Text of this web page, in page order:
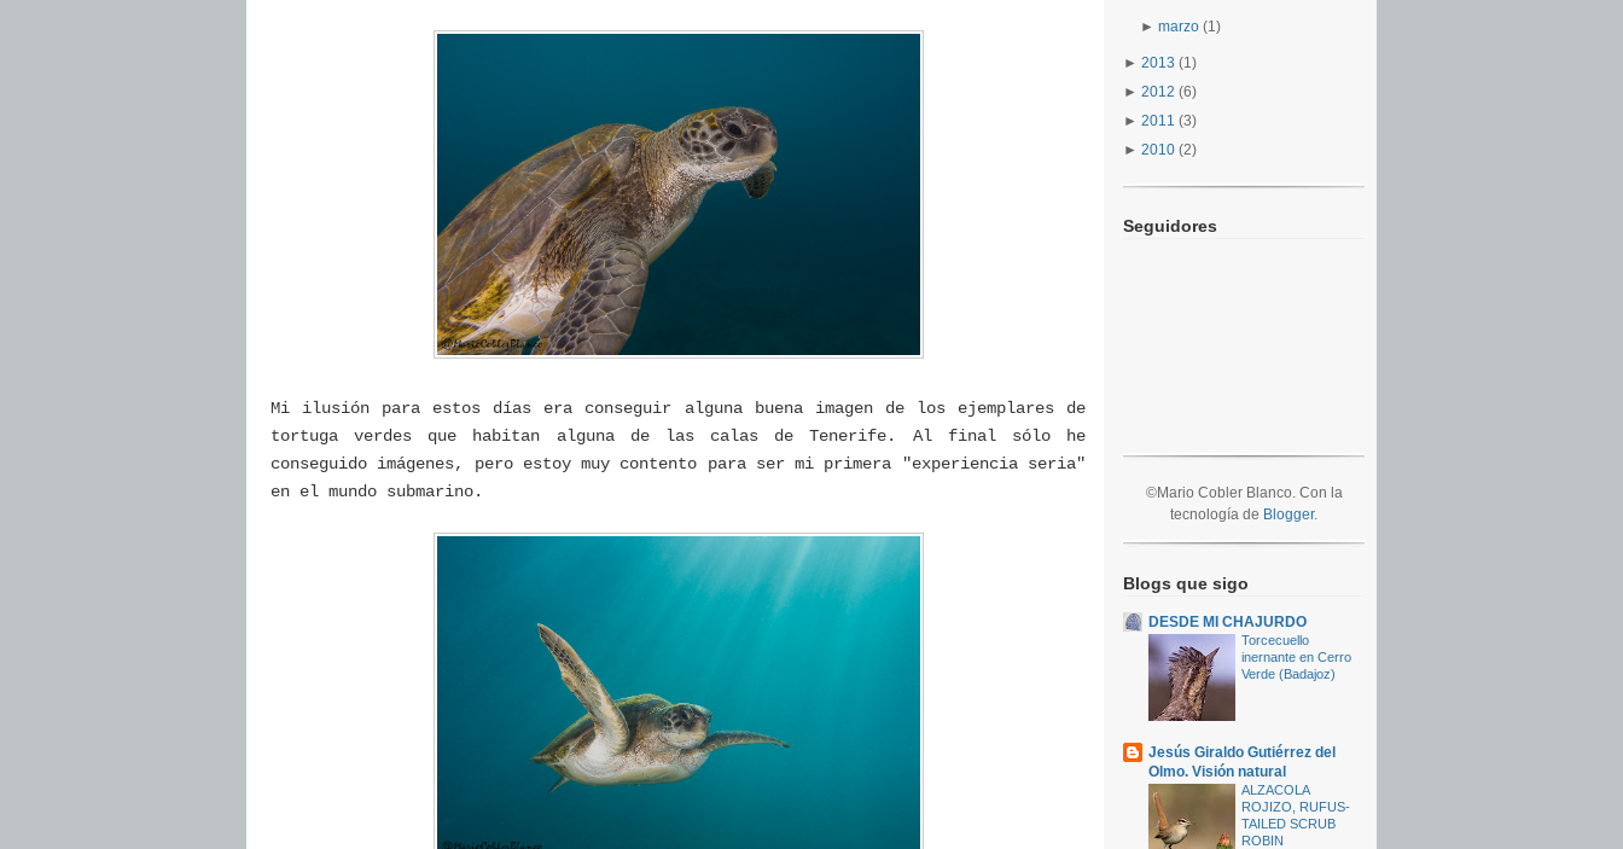
Mi ilusión para estos días era conseguir alguna buena imagen de los ejemplares de
tortuga verdes que habitan alguna de las calas de Tenerife. Al final sólo he
conseguido imágenes, pero estoy muy contento para ser mi primera "experiencia seria"
en el mundo submarino.
►marzo (1)
► 2013 (1)
► 2012 (6)
► 2011 (3)
► 2010 (2)
Seguidores
©Mario Cobler Blanco. Con la
tecnología de Blogger.
Blogs que sigo
DESDE MI CHAJURDO
Torcecuello
inernante en Cerro
Verde (Badajoz)
Jesús Giraldo Gutiérrez del
Olmo. Visión natural
ALZACOLA
ROJIZO, RUFUS-
TAILED SCRUB
ROBIN